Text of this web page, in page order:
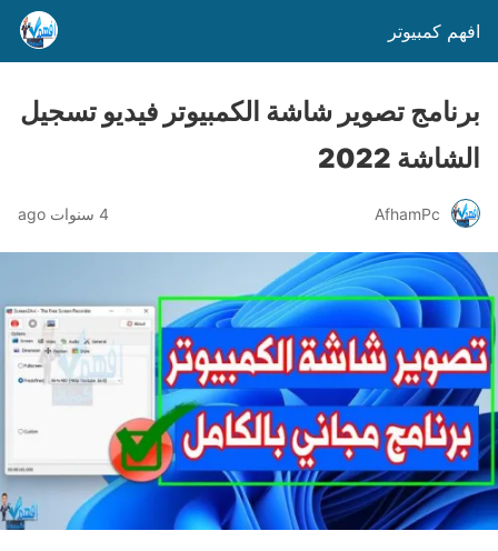
افهم كمبيوتر
برنامج تصوير شاشة الكمبيوتر فيديو تسجيل
الشاشة 2022
AfhamPc 4 سنوات ago